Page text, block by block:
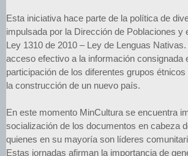
Esta iniciativa hace parte de la política de
impulsada por la Dirección de Poblaciones y
Ley 1310 de 2010 – Ley de Lenguas
acceso efectivo a la información consignada
participación de los diferentes grupos
la construcción de un nuevo país.
En este momento MinCultura se encuentra
socialización de los documentos en cabeza
quienes en su mayoría son líderes
Estas jornadas afirman la importancia de